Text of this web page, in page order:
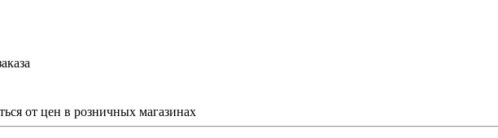
от цен в розничных магазинах